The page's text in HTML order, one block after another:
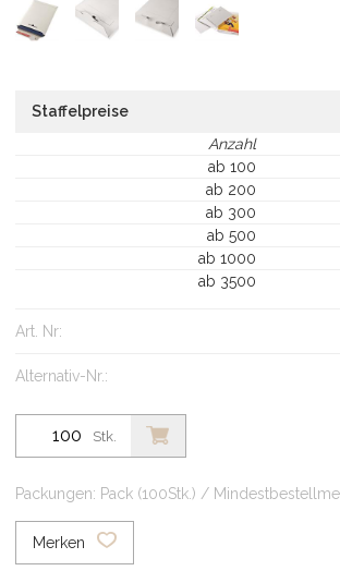
Staffelpreise
Anzahl
ab 100
ab 200
ab 300
ab 500
ab 1000
ab 3500
Art. Nr:
Alternativ-Nr.:
Stk.
Packungen: Pack (100Stk.) /
Merken